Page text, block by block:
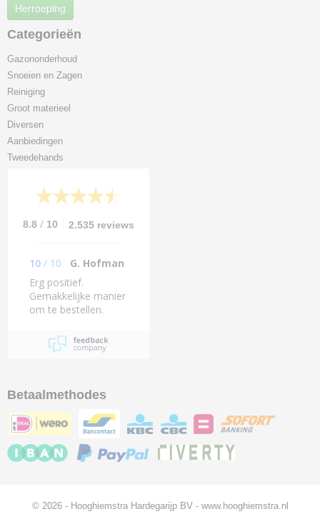
Herroeping
Categorieën
Gazononderhoud
Snoeien en Zagen
Reiniging
Groot materieel
Diversen
Aanbiedingen
Tweedehands
8.8 / 10 2.535 reviews
10 / 10
G. Hofman
Erg positief.
Gemakkelijke manier
om te bestellen.
geleverd (midden van
het land).
Betaalmethodes
© 2026 - Hooghiemstra Hardegarijp BV - www.hooghiemstra.nl